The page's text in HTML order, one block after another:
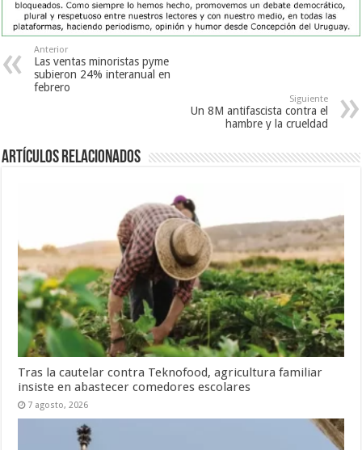
Anterior
Las ventas minoristas pyme
subieron 24% interanual en
febrero
Siguiente
Un 8M antifascista contra el
hambre y la crueldad
Artículos Relacionados
Tras la cautelar contra Teknofood, agricultura familiar
insiste en abastecer comedores escolares
7 agosto, 2026